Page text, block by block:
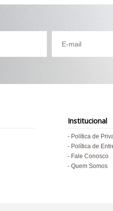
Institucional
Política de
Política de
Fale Conosco
Quem Somos